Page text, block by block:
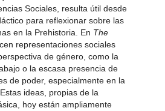
Sociales, resulta útil desde
para reflexionar sobre las
en la Prehistoria. En The
representaciones sociales
de género, como la
o la escasa presencia de
de poder, especialmente en la
ideas, propias de la
hoy están ampliamente